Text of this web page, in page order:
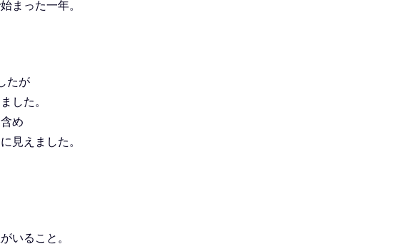
まった一年。
たが
した。
め
見えました。
いること。